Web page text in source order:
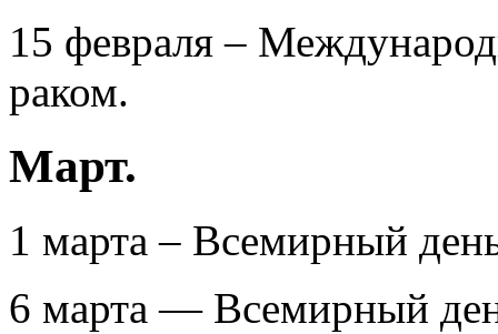
15 февраля –
раком.
Март.
1 марта – Всемирный
6 марта — Всемирный